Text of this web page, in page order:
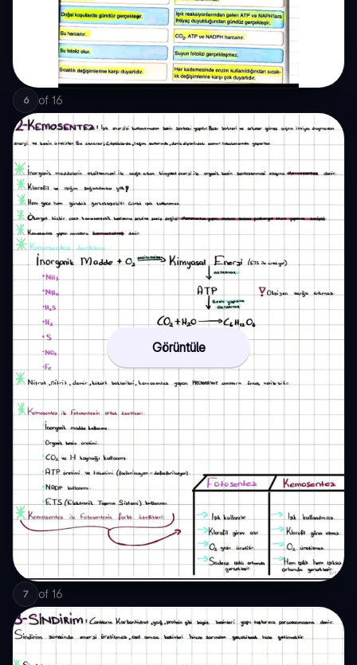
6 of 16
Görüntüle
7 of 16